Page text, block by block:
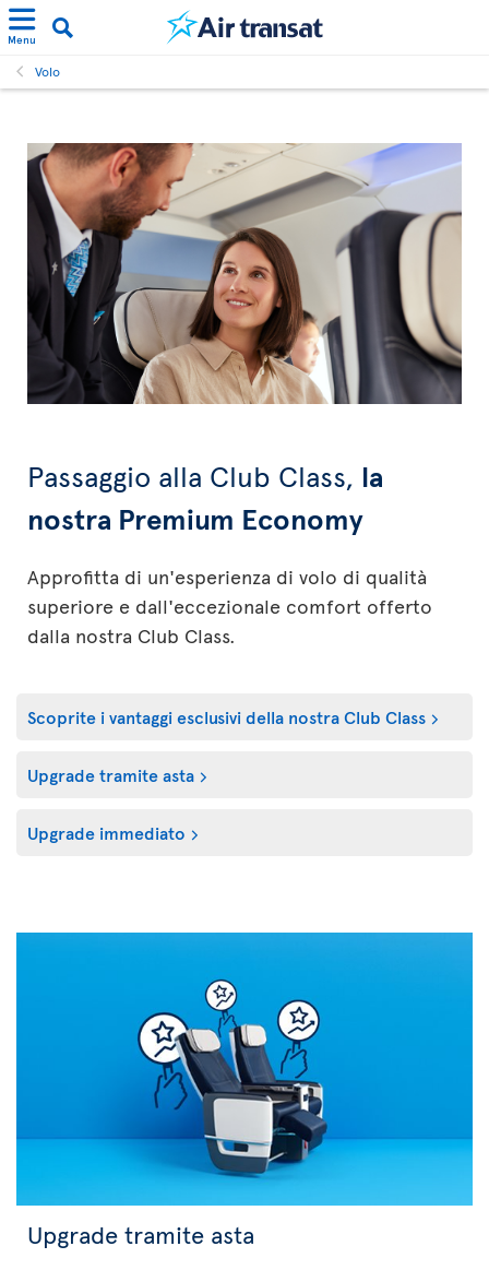
Menu
Volo
Passaggio alla Club Class, la
nostra Premium Economy
Approfitta di un'esperienza di volo di qualità
superiore e dall'eccezionale comfort offerto
dalla nostra Club Class.
Scoprite i vantaggi esclusivi della nostra Club Class
Upgrade tramite asta
Upgrade immediato
Upgrade tramite asta